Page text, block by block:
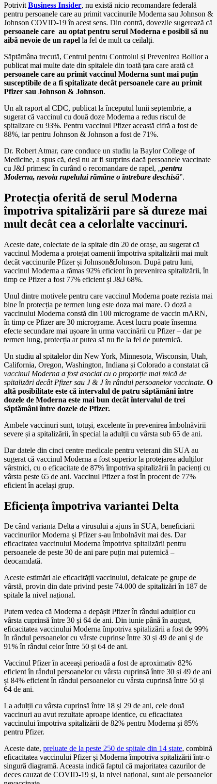
Potrivit Business Insider, nu există nicio recomandare federală
pentru persoanele care au primit vaccinurile Moderna sau Johnson &
Johnson COVID-19 în acest sens. Din contră, dovezile sugerează că
persoanele care au optat pentru serul Moderna e posibil să nu
aibă nevoie de un rapel la fel de mult ca ceilalți.
Săptămâna trecută, Centrul pentru Controlul și Prevenirea Bolilor a
publicat mai multe date din spitalele din toată țara care arată că
persoanele care au primit vaccinul Moderna sunt mai puțin
susceptibile de a fi spitalizate decât persoanele care au primit
Pfizer sau Johnson & Johnson.
Un alt raport al CDC, publicat la începutul lunii septembrie, a
sugerat că vaccinul cu două doze Moderna a redus riscul de
spitalizare cu 93%. Pentru vaccinul Pfizer această cifră a fost de
88%, iar pentru Johnson & Johnson a fost de 71%.
Dr. Robert Atmar, care conduce un studiu la Baylor College of
Medicine, a spus că, deși nu ar fi surprins dacă persoanele vaccinate
cu J&J primesc în curând o recomandare de rapel, „pentru
Moderna, nevoia rapelului rămâne o întrebare deschisă”.
Protecția oferită de serul Moderna
împotriva spitalizării pare să dureze mai
mult decât cea a celorlalte vaccinuri.
Aceste date, colectate de la spitale din 20 de orașe, au sugerat că
vaccinul Moderna a protejat oamenii împotriva spitalizării mai mult
decât vaccinurile Pfizer și Johnson&Johnson. După patru luni,
vaccinul Moderna a rămas 92% eficient în prevenirea spitalizării, în
timp ce Pfizer a fost 77% eficient și J&J 68%.
Unul dintre motivele pentru care vaccinul Moderna poate rezista mai
bine în protecția pe termen lung este doza mai mare. O doză a
vaccinului Moderna constă din 100 micrograme de vaccin mARN,
în timp ce Pfizer are 30 micrograme. Acest lucru poate însemna
efecte secundare mai ușoare în urma vaccinării cu Pfizer – dar pe
termen lung, protecția ar putea să nu fie la fel de puternică.
Un studiu al spitalelor din New York, Minnesota, Wisconsin, Utah,
California, Oregon, Washington, Indiana și Colorado a constatat că
vaccinul Moderna a fost asociat cu o proporție mai mică de
spitalizări decât Pfizer sau J & J în rândul persoanelor vaccinate. O
altă posibilitate este că intervalul de patru săptămâni între
dozele de Moderna este mai bun decât întervalul de trei
săptămâni între dozele de Pfizer.
Ambele vaccinuri sunt, totuși, excelente în prevenirea îmbolnăvirii
severe și a spitalizării, în special la adulții cu vârsta sub 65 de ani.
Dar datele din cinci centre medicale pentru veterani din SUA au
sugerat că vaccinul Moderna a fost superior la protejarea adulților
vârstnici, cu o eficacitate de 87% împotriva spitalizării în pacienți cu
vârsta peste 65 de ani. Vaccinul Pfizer a fost în procent de 77%
eficient în același grup.
Eficiența împotriva variantei Delta
De când varianta Delta a virusului a ajuns în SUA, beneficiarii
vaccinurilor Moderna și Pfizer s-au îmbolnăvit mai des. Dar
eficacitatea vaccinului Moderna împotriva spitalizării pentru
persoanele de peste 30 de ani pare puțin mai puternică –
deocamdată.
Aceste estimări ale eficacității vaccinului, defalcate pe grupe de
vârstă, provin din date privind peste 74.000 de spitalizări în 187 de
spitale la nivel național.
Putem vedea că Moderna a depășit Pfizer în rândul adulților cu
vârsta cuprinsă între 30 și 64 de ani. Din iunie până în august,
eficacitatea vaccinului Moderna împotriva spitalizării a fost de 99%
în rândul persoanelor cu vârste cuprinse între 30 și 49 de ani și de
91% în rândul celor între 50 și 64 de ani.
Vaccinul Pfizer în aceeași perioadă a fost de aproximativ 82%
eficient în rândul persoanelor cu vârsta cuprinsă între 30 și 49 de ani
și 84% eficient în rândul persoanelor cu vârsta cuprinsă între 50 și
64 de ani.
La adulții cu vârsta cuprinsă între 18 și 29 de ani, cele două
vaccinuri au avut rezultate aproape identice, cu eficacitatea
vaccinului împotriva spitalizării de 82% pentru Moderna și 85%
pentru Pfizer.
Aceste date, preluate de la peste 250 de spitale din 14 state, combină
eficacitatea vaccinului Pfizer și Moderna împotriva spitalizării într-o
singură diagramă. Aceasta indică faptul că majoritatea cazurilor de
deces cauzat de COVID-19 și, la nivel național, sunt ale persoanelor